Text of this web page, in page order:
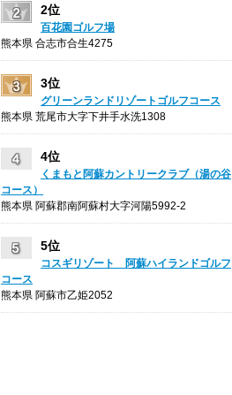
2位
百花園ゴルフ場
熊本県 合志市合生4275
3位
グリーンランドリゾートゴルフコース
熊本県 荒尾市大字下井手水洗1308
4位
くまもと阿蘇カントリークラブ（湯の谷
コース）
熊本県 阿蘇郡南阿蘇村大字河陽5992-2
5位
コスギリゾート 阿蘇ハイランドゴルフ
コース
熊本県 阿蘇市乙姫2052